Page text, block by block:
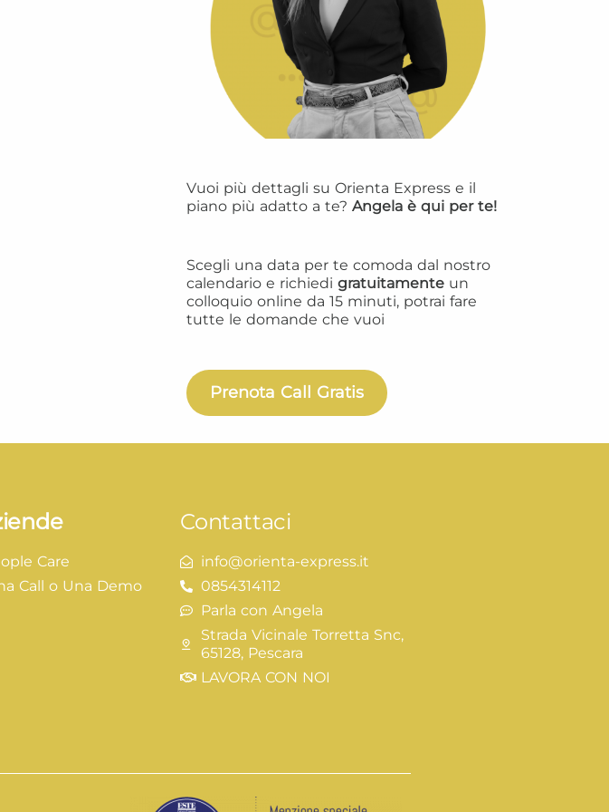
Vuoi più dettagli su Orienta Express e il
piano più adatto a te? Angela è qui per te!
Scegli una data per te comoda dal nostro
calendario e richiedi gratuitamente un
colloquio online da 15 minuti, potrai fare
tutte le domande che vuoi
Prenota Call Gratis
Care
Call o Una Demo
Contattaci
info@orienta-express.it
0854314112
Parla con Angela
Strada Vicinale Torretta Snc,
65128, Pescara
LAVORA CON NOI